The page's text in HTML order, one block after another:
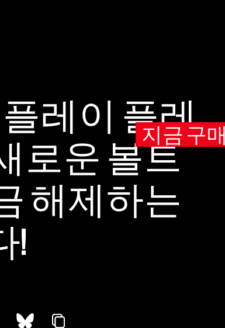
지금 구매
플레이 플레
로운 볼트
해제하는
!